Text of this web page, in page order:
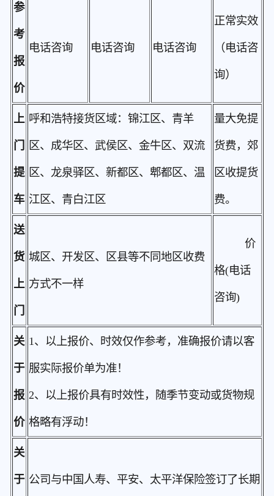
参
考
报
价
电话咨询 电话咨询 电话咨询
正常实效
（电话咨
询）
上
门
提
车
呼和浩特接货区域：锦江区、青羊
区、成华区、武侯区、金牛区、双流
区、龙泉驿区、新都区、郫都区、温
江区、青白江区
量大免提
货费，郊
区收提货
费。
送
货
上
门
城区、开发区、区县等不同地区收费
方式不一样
价
格(电话
咨询)
关
于
报
价
1、以上报价、时效仅作参考，准确报价请以客
服实际报价单为准！
2、以上报价具有时效性，随季节变动或货物规
格略有浮动！
关
于 公司与中国人寿、平安、太平洋保险签订了长期